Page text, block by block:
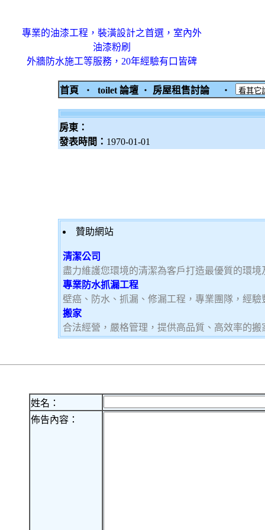
專業的油漆工程，裝潢設計之首選，室內外
油漆粉刷
外牆防水施工等服務，20年經驗有口皆碑
首頁 ‧ toilet 論壇 ‧ 房屋租售討論 ‧
房東：
發表時間： 1970-01-01
贊助網站
清潔公司
盡力維護您環境的清潔為客戶打造最優質的環境
專業防水抓漏工程
壁癌、防水、抓漏、修漏工程，專業團隊，經
搬家
合法經營，嚴格管理，提供高品質、高效率的
姓名：
佈告內容：